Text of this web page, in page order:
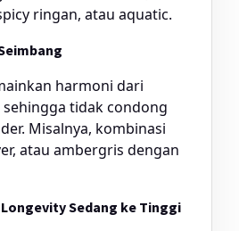
ringan, atau aquatic.
harmoni dari
tidak condong
Misalnya, kombinasi
atau ambergris dengan
Sedang ke Tinggi